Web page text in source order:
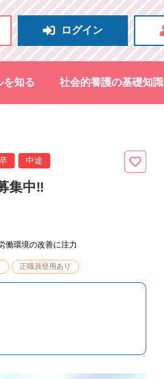
ログイン
を知る 社会的養護の基礎知識
中途
集中‼
働環境の改善に注力
正職員登用あり